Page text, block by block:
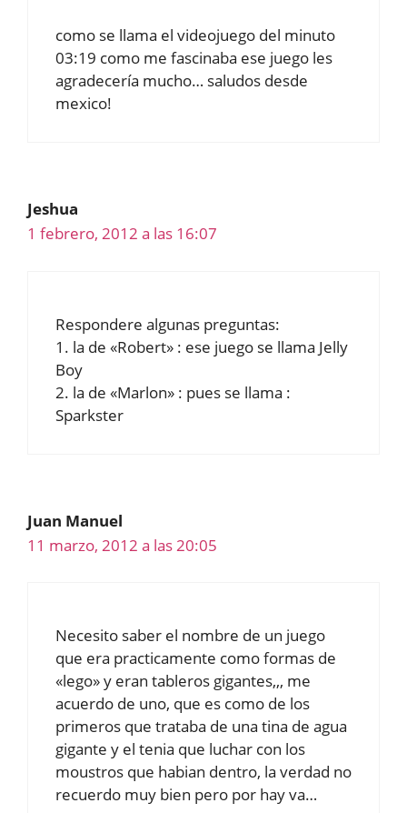
como se llama el videojuego del minuto
03:19 como me fascinaba ese juego les
agradecería mucho… saludos desde
mexico!
Jeshua
1 febrero, 2012 a las 16:07
Respondere algunas preguntas:
1. la de «Robert» : ese juego se llama Jelly
Boy
2. la de «Marlon» : pues se llama :
Sparkster
Juan Manuel
11 marzo, 2012 a las 20:05
Necesito saber el nombre de un juego
que era practicamente como formas de
«lego» y eran tableros gigantes,,, me
acuerdo de uno, que es como de los
primeros que trataba de una tina de agua
gigante y el tenia que luchar con los
moustros que habian dentro, la verdad no
recuerdo muy bien pero por hay va…